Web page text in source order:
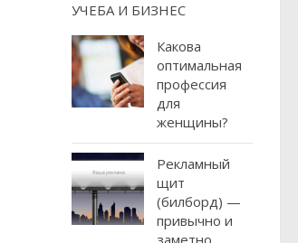
УЧЕБА И БИЗНЕС
Какова
оптимальная
профессия
для
женщины?
Рекламный
щит
(билборд) —
привычно и
заметно